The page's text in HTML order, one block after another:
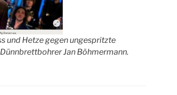
und Hetze gegen ungespritzte
Jan Böhmermann.